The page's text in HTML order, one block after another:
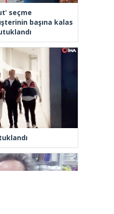
seçme
başına kalas